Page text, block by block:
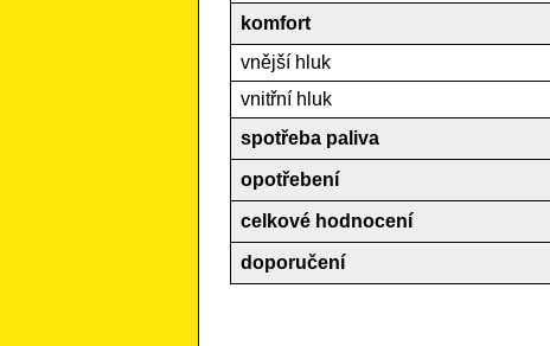
komfort
vnější hluk
vnitřní hluk
spotřeba paliva
opotřebení
celkové hodnocení
doporučení